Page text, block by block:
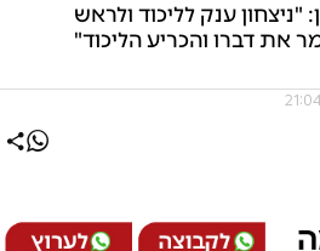
"ניצחון ענק לליכוד ולראש
את דברו והכריע הליכוד"